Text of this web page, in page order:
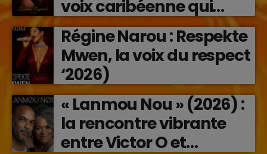
voix caribéenne qui
transforme les émotions
en musique (2026)
Régine Narou : Respekte
Mwen, la voix du respect
‘2026)
« Lanmou Nou » (2026) :
la rencontre vibrante
entre Victor O et